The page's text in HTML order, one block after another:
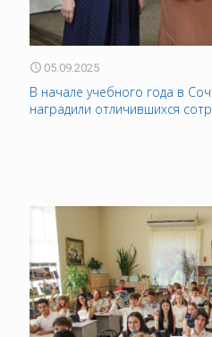
05.09.2025
В начале учебного года в
наградили отличившихся